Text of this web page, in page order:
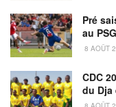
Pré
au PSG
8 AOÛT
CDC
du Dja